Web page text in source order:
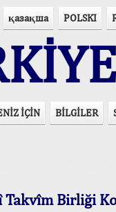
қазақша POLSKI
İÇİN BİLGİLER
Birliği